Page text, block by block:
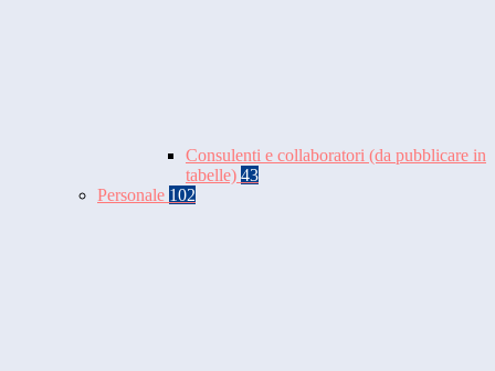
Consulenti e collaboratori (da pubblicare in
tabelle) 43
Personale 102